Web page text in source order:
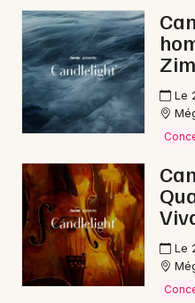
80 - Somme
Choisir mes
Mon email
Le
Le